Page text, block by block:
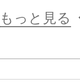
もっと見る